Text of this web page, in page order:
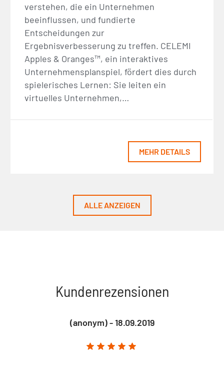
verstehen, die ein Unternehmen
beeinflussen, und fundierte
Entscheidungen zur
Ergebnisverbesserung zu treffen. CELEMI
Apples & Oranges™, ein interaktives
Unternehmensplanspiel, fördert dies durch
spielerisches Lernen: Sie leiten ein
virtuelles Unternehmen,…
MEHR DETAILS
ALLE ANZEIGEN
Kundenrezensionen
(anonym) - 18.09.2019